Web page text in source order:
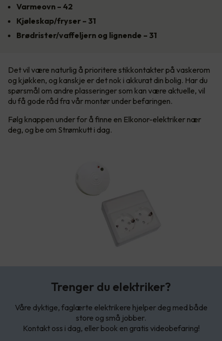
Varmeovn – 42
Kjøleskap/fryser – 31
Brødrister/vaffeljern og lignende – 31
Det vil være naturlig å prioritere stikkontakter på vaskerom
og kjøkken, og kanskje er det nok i akkurat din bolig. Har du
spørsmål om andre plasseringer som kan være aktuelle, vil
du få gode råd fra vår montør under befaringen.
Følg knappen under for å finne en Elkonor-elektriker nær
deg, og be om Strømkutt i dag.
Trenger du elektriker?
Våre dyktige, faglærte elektrikere hjelper deg med både
store og små jobber.
Kontakt oss i dag, eller book en gratis videobefaring!